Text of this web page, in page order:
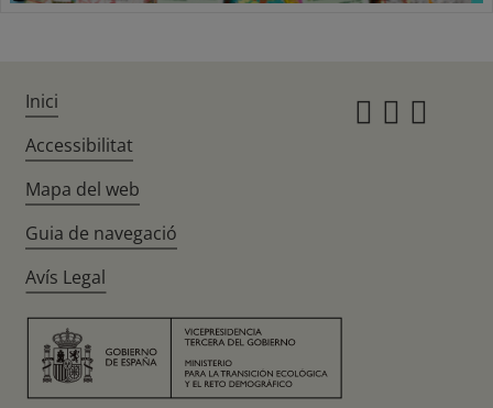
Inici
Accessibilitat
Mapa del web
Guia de navegació
Avís Legal